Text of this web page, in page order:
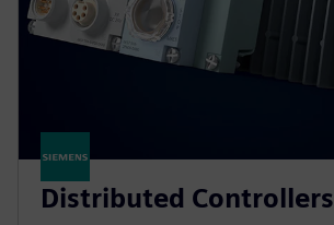
Distributed Controllers